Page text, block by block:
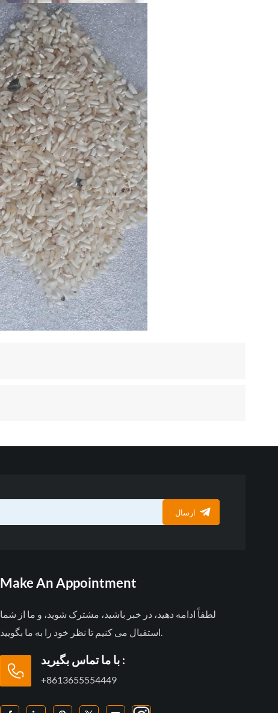
ارسال
Make An Appointment
لطفاً ادامه دهید، در خبر باشید، مشترک شوید، و ما از شما
استقبال می کنیم تا نظر خود را به ما بگویید.
با ما تماس بگیرید :
+8613655554449